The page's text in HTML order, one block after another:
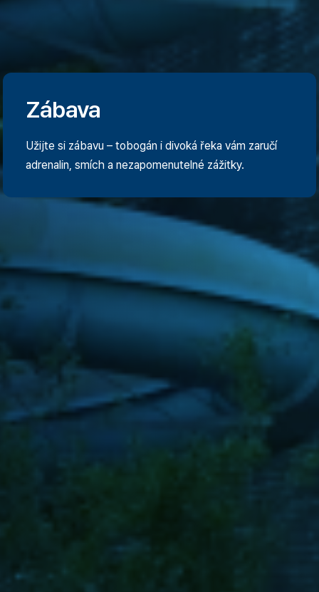
Zábava
Užijte si zábavu – tobogán i divoká řeka vám zaručí
adrenalin, smích a nezapomenutelné zážitky.